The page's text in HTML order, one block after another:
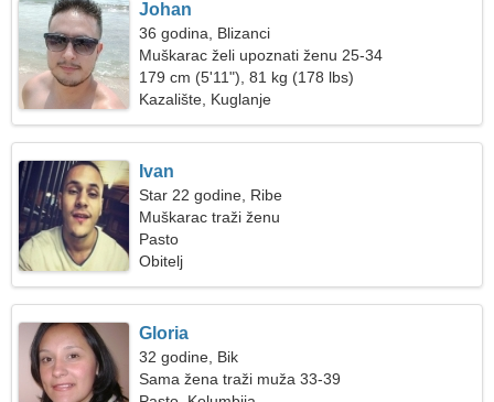
Johan
36 godina, Blizanci
Muškarac želi upoznati ženu 25-34
179 cm (5'11"), 81 kg (178 lbs)
Kazalište, Kuglanje
Ivan
Star 22 godine, Ribe
Muškarac traži ženu
Pasto
Obitelj
Gloria
32 godine, Bik
Sama žena traži muža 33-39